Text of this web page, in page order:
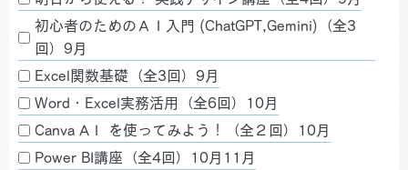
初心者のためのＡＩ入門 (ChatGPT,Gemini)（全3
回）9月
Excel関数基礎（全3回）9月
Word・Excel実務活用（全6回）10月
Canva AＩ を使ってみよう！（全２回）10月
Power BI講座（全4回）10月11月